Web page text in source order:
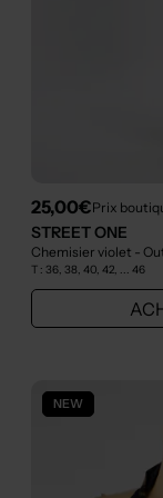
25,00€Prix
STREET ONE
Chemisier violet -
T :36, 38, 40, 42, ... 46
NEW